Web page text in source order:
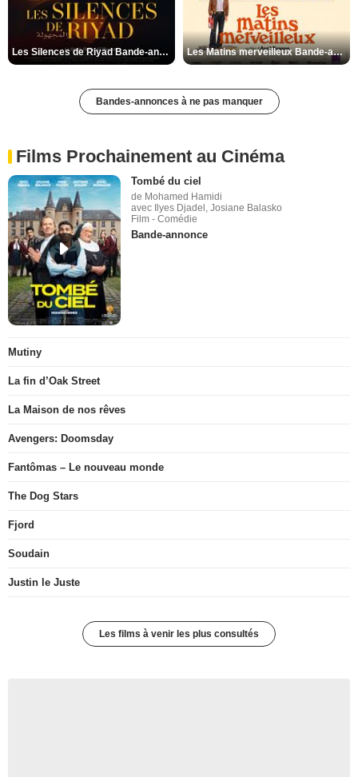
Les Silences de Riyad Bande-annonce VO STFR Les Matins merveilleux Bande-annonce VF
Bandes-annonces à ne pas manquer
Films Prochainement au Cinéma
Tombé du ciel
de Mohamed Hamidi
avec Ilyes Djadel, Josiane Balasko
Film - Comédie
Bande-annonce
Mutiny
La fin d’Oak Street
La Maison de nos rêves
Avengers: Doomsday
Fantômas – Le nouveau monde
The Dog Stars
Fjord
Soudain
Justin le Juste
Les films à venir les plus consultés